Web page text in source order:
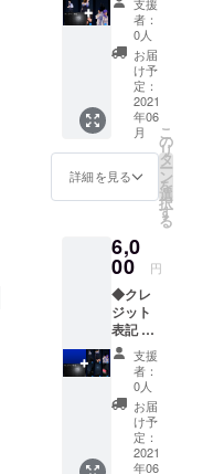
ルにて
お届け
いたし
ます。
碑にお
名前を
刻みま
す ◆ス
マホ壁
紙デー
タ：
キャラ
クター3
種セッ
ト ※記
載して
お名前
を備考
欄に記
入して
くださ
い。 ※
壁紙
データ
はメー
ルにて
お届け
いたし
ます。
者：
0人
お届
け予
定：
2021
年06
月
詳細を見る
こ
の
リ
タ
ー
ン
を
選
択
す
る
6,0
00 円
◆クレ
ジット
表記 会
場の石
碑にお
名前を
刻みま
す ◆ス
マホ壁
紙デー
支援
者：
0人
お届
け予
定：
2021
年06